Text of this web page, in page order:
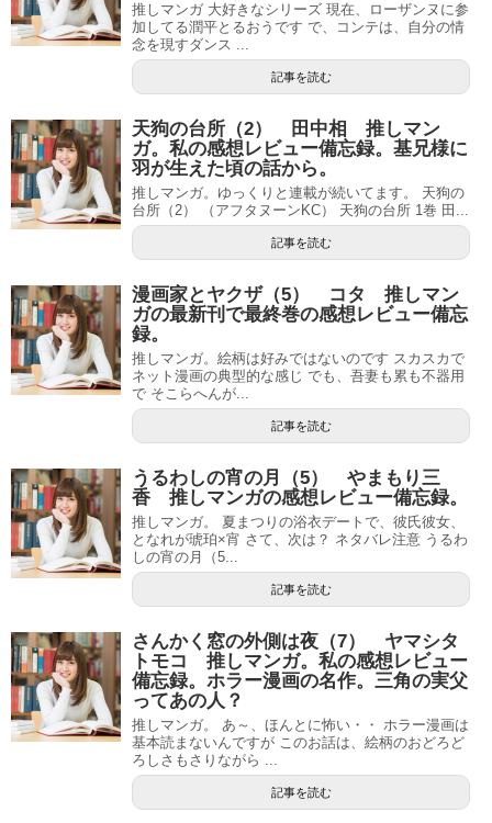
推しマンガ 大好きなシリーズ 現在、ローザンヌに参
加してる潤平とるおうです で、コンテは、自分の情
念を現すダンス ...
記事を読む
天狗の台所（2） 田中相 推しマン
ガ。私の感想レビュー備忘録。基兄様に
羽が生えた頃の話から。
推しマンガ。ゆっくりと連載が続いてます。 天狗の
台所（2） （アフタヌーンKC） 天狗の台所 1巻 田...
記事を読む
漫画家とヤクザ（5） コタ 推しマン
ガの最新刊で最終巻の感想レビュー備忘
録。
推しマンガ。絵柄は好みではないのです スカスカで
ネット漫画の典型的な感じ でも、吾妻も累も不器用
で そこらへんが...
記事を読む
うるわしの宵の月（5） やまもり三
香 推しマンガの感想レビュー備忘録。
推しマンガ。 夏まつりの浴衣デートで、彼氏彼女、
となれが琥珀×宵 さて、次は？ ネタバレ注意 うるわ
しの宵の月（5...
記事を読む
さんかく窓の外側は夜（7） ヤマシタ
トモコ 推しマンガ。私の感想レビュー
備忘録。ホラー漫画の名作。三角の実父
ってあの人？
推しマンガ。 あ～、ほんとに怖い・・ ホラー漫画は
基本読まないんですが このお話は、絵柄のおどろど
ろしさもさりながら ...
記事を読む